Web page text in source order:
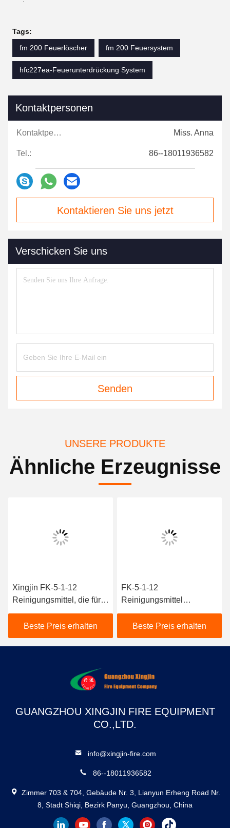
Tags:
fm 200 Feuerlöscher
fm 200 Feuersystem
hfc227ea-Feuerunterdrückung System
Kontaktpersonen
Kontaktpersonen: Miss. Anna
Tel.: 86--18011936582
Kontaktieren Sie uns jetzt
Verschicken Sie uns
Senden
UNSERE PRODUKTE
Ähnliche Erzeugnisse
Xingjin FK-5-1-12
Reinigungsmittel, die für
die Brandsicherheit in
Industrieanlagen
unerlässlich sind
Beste Preis erhalten
FK-5-1-12
Reinigungsmittel
hocheffiziente
Brandbekämpfung /
Brandschutz Sicherheit
und Zuverlässigkeit
Beste Preis erhalten
GUANGZHOU XINGJIN FIRE EQUIPMENT
CO.,LTD.
info@xingjin-fire.com
86--18011936582
Zimmer 703 & 704, Gebäude Nr. 3, Lianyun Erheng Road Nr.
8, Stadt Shiqi, Bezirk Panyu, Guangzhou, China